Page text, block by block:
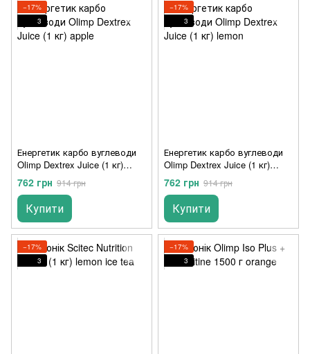
−17%
3
Енергетик карбо вуглеводи
Olimp Dextrex Juice (1 кг)
apple
762 грн 914 грн
Купити
−17%
3
Енергетик карбо вуглеводи
Olimp Dextrex Juice (1 кг)
lemon
762 грн 914 грн
Купити
−17%
3
−17%
3